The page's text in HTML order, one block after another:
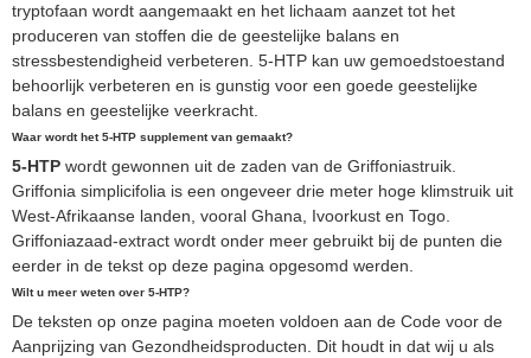
tryptofaan wordt aangemaakt en het lichaam aanzet tot het
produceren van stoffen die de geestelijke balans en
stressbestendigheid verbeteren. 5-HTP kan uw gemoedstoestand
behoorlijk verbeteren en is gunstig voor een goede geestelijke
balans en geestelijke veerkracht.
Waar wordt het 5-HTP supplement van gemaakt?
5-HTP wordt gewonnen uit de zaden van de Griffoniastruik.
Griffonia simplicifolia is een ongeveer drie meter hoge klimstruik uit
West-Afrikaanse landen, vooral Ghana, Ivoorkust en Togo.
Griffoniazaad-extract wordt onder meer gebruikt bij de punten die
eerder in de tekst op deze pagina opgesomd werden.
Wilt u meer weten over 5-HTP?
De teksten op onze pagina moeten voldoen aan de Code voor de
Aanprijzing van Gezondheidsproducten. Dit houdt in dat wij u als